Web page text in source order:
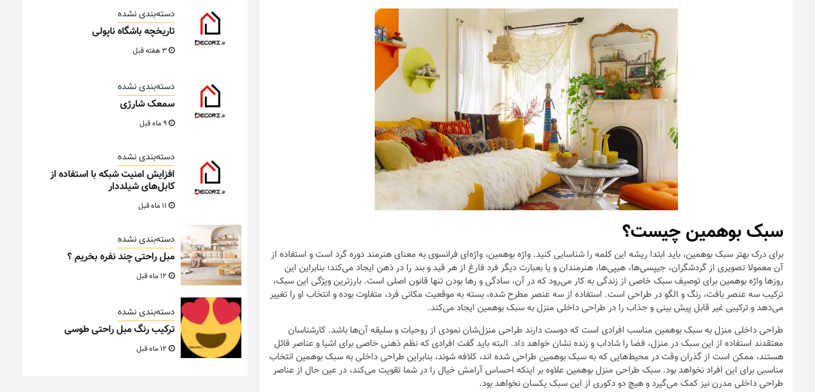
سبک بوهمین چیست؟
برای درک بهتر سبک بوهمین، باید ابتدا ریشه این کلمه را شناسایی کنید. واژه بوهمین، واژه‌ای فرانسوی به معنای هنرمند دوره گرد است و استفاده از
آن معمولا تصویری از گردشگران، جیپسی‌ها، هیپی‌ها، هنرمندان و یا بعبارت دیگر فرد فارغ از هر قید و بند را در ذهن ایجاد می‌کند؛ بنابراین این
روز‌ها واژه بوهمین برای توصیف سبک خاصی از زندگی به کار می‌رود که در آن، سادگی و رها بودن تنها قانون اصلی است. بارزترین ویژگی این سبک،
ترکیب سه عنصر بافت، رنگ و الگو در طراحی است. استفاده از سه عنصر مطرح شده، بسته به موقعیت مکانی فرد، متفاوت بوده و انتخاب او را تغییر
می‌دهد و ترکیبی غیر قابل پیش بینی و جذاب را در طراحی داخلی منزل به سبک بوهمین ایجاد می‌کند.
طراحی داخلی منزل به سبک بوهمین مناسب افرادی است که دوست دارند طراحی منزل‌شان نمودی از روحیات و سلیقه آن‌ها باشد. کارشناسان
معتقدند استفاده از این سبک در منزل، فضا را شاداب و زنده نشان خواهد داد. البته باید گفت افرادی که نظم ذهنی خاصی برای اشیا و عناصر قائل
هستند، ممکن است از گذران وقت در محیط‌هایی که به سبک بوهمین طراحی شده اند، کلافه شوند، بنابراین طراحی داخلی به سبک بوهمین انتخاب
مناسبی برای این افراد نخواهد بود. سبک طراحی منزل بوهمین علاوه بر اینکه احساس آرامش خیال را در شما تقویت می‌کند، در عین حال از عناصر
طراحی داخلی مدرن نیز کمک می‌گیرد و هیچ دو دکوری از این سبک یکسان نخواهد بود.
دسته‌بندی نشده
تاریخچه باشگاه ناپولی
دسته‌بندی نشده
سمعک شارژی
دسته‌بندی نشده
افزایش امنیت شبکه با استفاده از
کابل‌های شیلددار
دسته‌بندی نشده
مبل راحتی چند نفره بخریم ؟
دسته‌بندی نشده
ترکیب رنگ مبل راحتی طوسی